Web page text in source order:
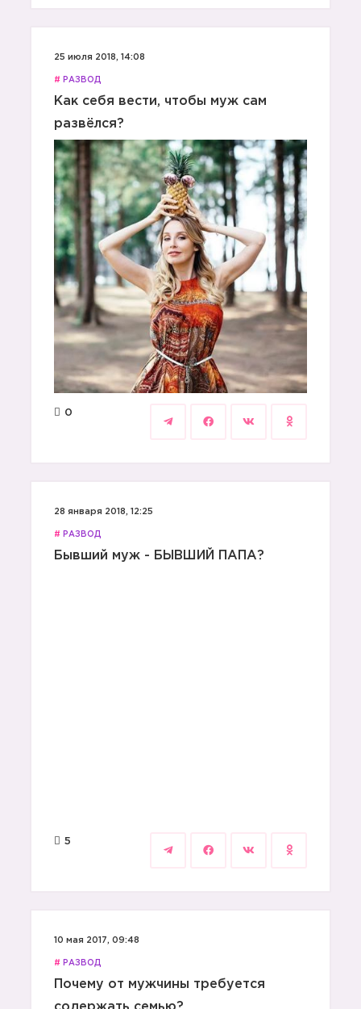
25 июля 2018, 14:08
# РАЗВОД
Как себя вести, чтобы муж сам
развёлся?
0
28 января 2018, 12:25
# РАЗВОД
Бывший муж - БЫВШИЙ ПАПА?
5
10 мая 2017, 09:48
# РАЗВОД
Почему от мужчины требуется